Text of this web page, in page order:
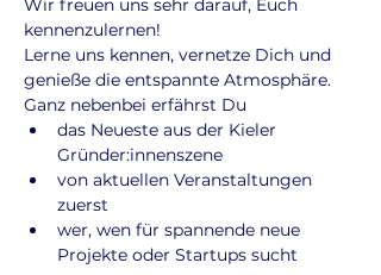
Wir freuen uns sehr darauf, Euch
kennenzulernen!
Lerne uns kennen, vernetze Dich und
genieße die entspannte Atmosphäre.
Ganz nebenbei erfährst Du
das Neueste aus der Kieler
Gründer:innenszene
von aktuellen Veranstaltungen
zuerst
wer, wen für spannende neue
Projekte oder Startups sucht